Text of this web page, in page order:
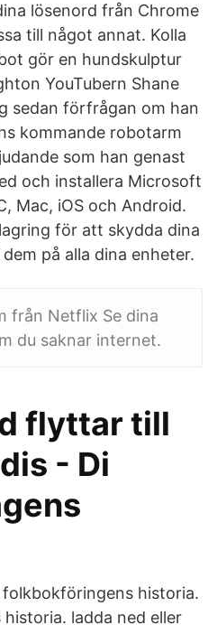
lösenord från Chrome
till något annat. Kolla
gör en hundskulptur
YouTubern Shane
sedan förfrågan om han
kommande robotarm
som han genast
och installera Microsoft
Mac, iOS och Android.
för att skydda dina
på alla dina enheter.
från Netflix Se dina
du saknar internet.
flyttar till
- Di
historia.
ladda ned eller